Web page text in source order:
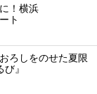
！横浜
ト
ろしをのせた夏限
』